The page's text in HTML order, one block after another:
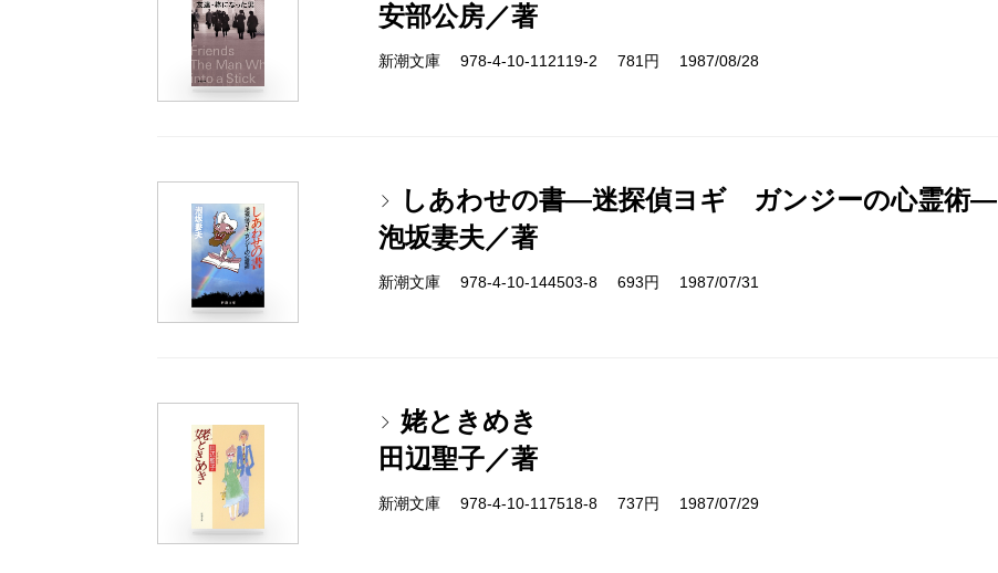
安部公房／著
新潮文庫 978-4-10-112119-2 781円 1987/08/28
しあわせの書―迷探偵ヨギ ガンジーの心霊術―
泡坂妻夫／著
新潮文庫 978-4-10-144503-8 693円 1987/07/31
姥ときめき
田辺聖子／著
新潮文庫 978-4-10-117518-8 737円 1987/07/29